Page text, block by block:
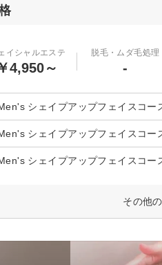
イシャルエステ
4,950～
脱毛・ムダ毛処理
-
シェイプアップフェイスコ
シェイプアップフェイスコー
シェイプアップフェイスコー
その他